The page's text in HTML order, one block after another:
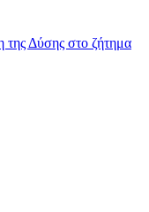
της Δύσης στο ζήτημα